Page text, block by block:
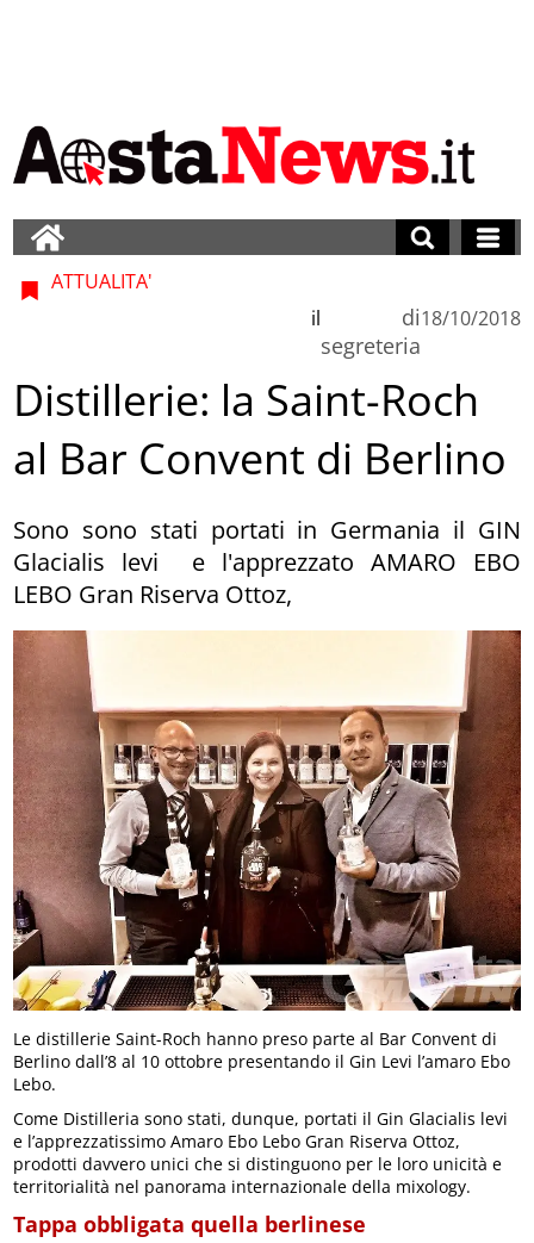
ATTUALITA'
di
segreteria
il 18/10/2018
Distillerie: la Saint-Roch
al Bar Convent di Berlino
Sono sono stati portati in Germania il GIN
Glacialis levi e l'apprezzato AMARO EBO
LEBO Gran Riserva Ottoz,
Le distillerie Saint-Roch hanno preso parte al Bar Convent di
Berlino dall’8 al 10 ottobre presentando il Gin Levi l’amaro Ebo
Lebo.
Come Distilleria sono stati, dunque, portati il Gin Glacialis levi
e l’apprezzatissimo Amaro Ebo Lebo Gran Riserva Ottoz,
prodotti davvero unici che si distinguono per le loro unicità e
territorialità nel panorama internazionale della mixology.
Tappa obbligata quella berlinese